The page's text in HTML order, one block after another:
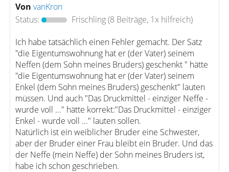
Von vanKron
Status:
Frischling(8 Beiträge, 1x hilfreich)
Ich habe tatsächlich einen Fehler gemacht. Der Satz
"die Eigentumswohnung hat er (der Vater) seinem
Neffen (dem Sohn meines Bruders) geschenkt " hätte
"die Eigentumswohnung hat er (der Vater) seinem
Enkel (dem Sohn meines Bruders) geschenkt" lauten
müssen. Und auch "Das Druckmittel - einziger Neffe -
wurde voll ..." hätte korrekt:"Das Druckmittel - einziger
Enkel - wurde voll ..." lauten sollen.
Natürlich ist ein weiblicher Bruder eine Schwester,
aber der Bruder einer Frau bleibt ein Bruder. Und das
der Neffe (mein Neffe) der Sohn meines Bruders ist,
habe ich schon geschrieben.